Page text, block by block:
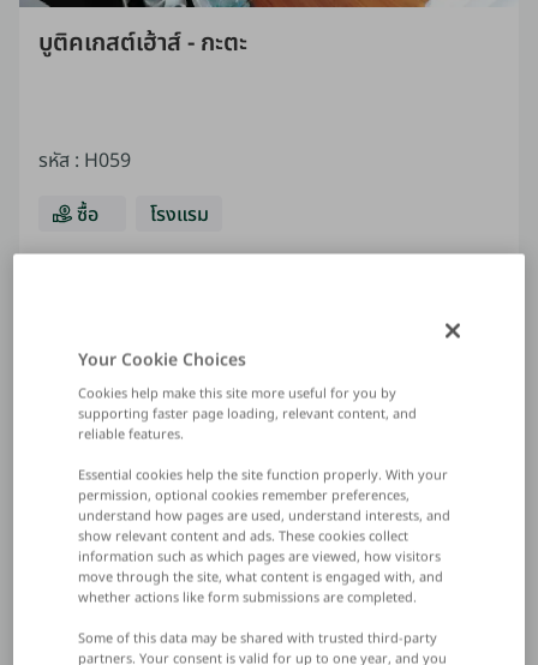
บูติคเกสต์เฮ้าส์ - กะตะ
รหัส : H059
ซื้อ
โรงแรม
กรุณาติดต่อหากสนใจ
ป่าตอง ภูเก็ต
Your Cookie Choices
Cookies help make this site more useful for you by
supporting faster page loading, relevant content, and
reliable features.
Essential cookies help the site function properly. With your
permission, optional cookies remember preferences,
understand how pages are used, understand interests, and
show relevant content and ads. These cookies collect
information such as which pages are viewed, how visitors
move through the site, what content is engaged with, and
whether actions like form submissions are completed.
Some of this data may be shared with trusted third‑party
partners. Your consent is valid for up to one year, and you